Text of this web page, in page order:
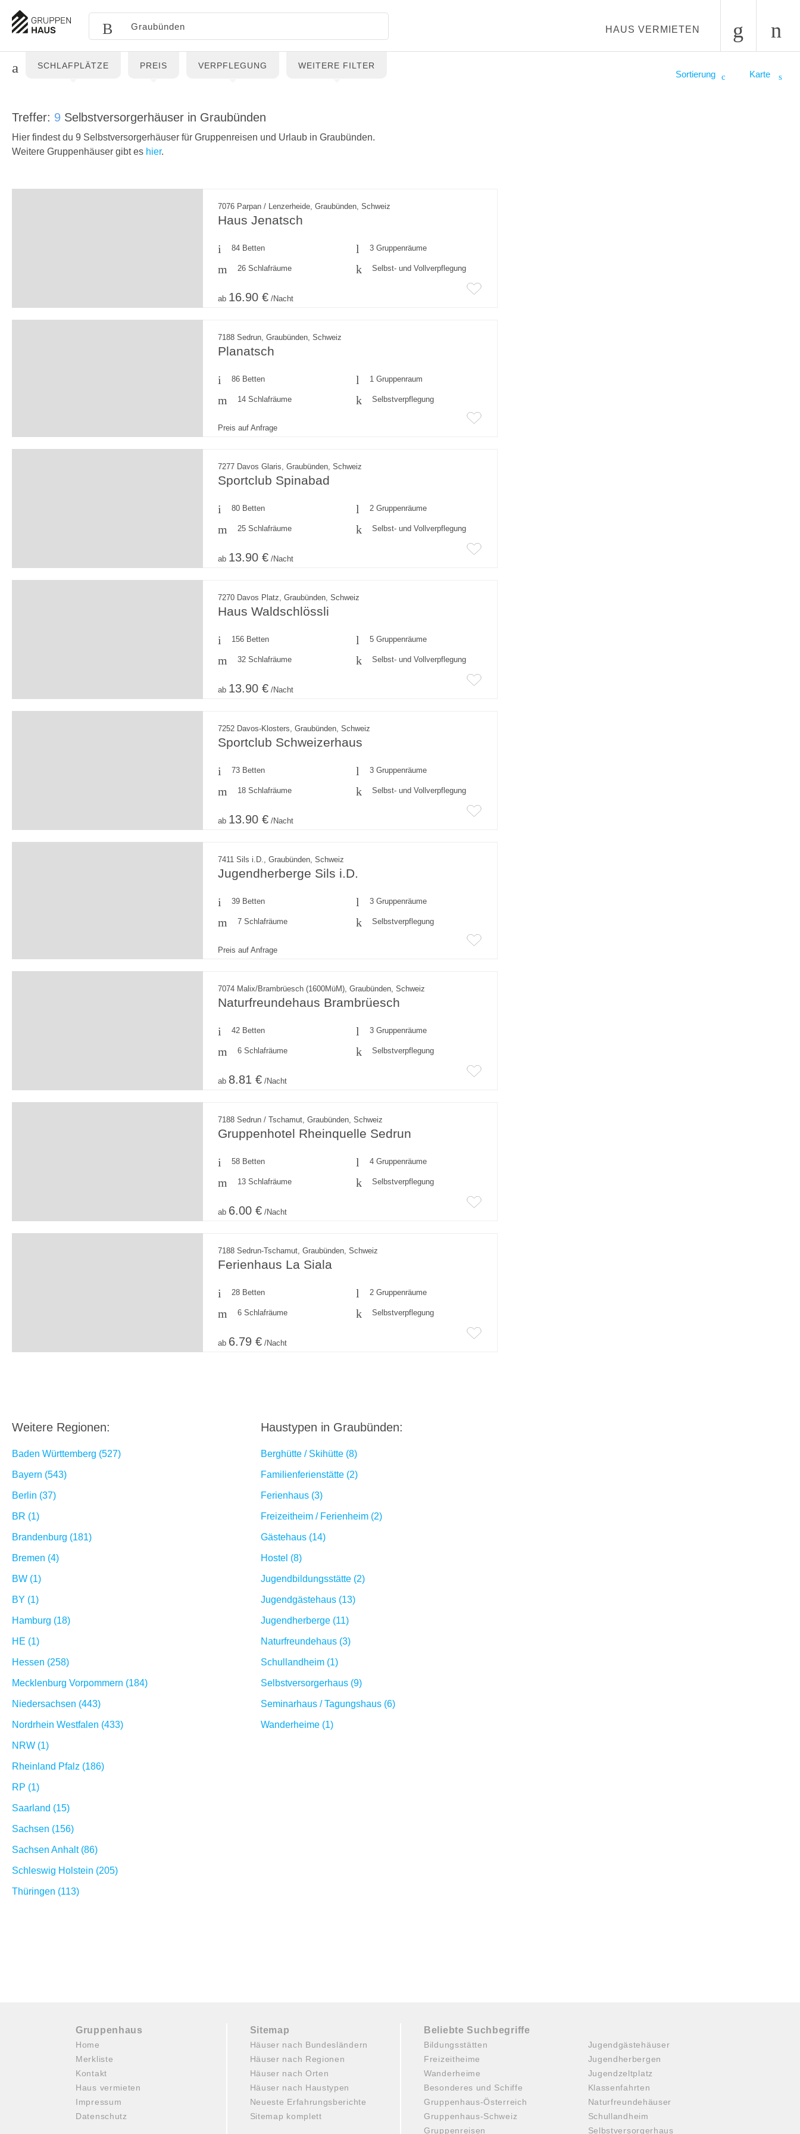
HAUS VERMIETEN
SCHLAFPLÄTZE PREIS VERPFLEGUNG WEITERE FILTER
Karte
Sortierung
Treffer: 9 Selbstversorgerhäuser in Graubünden
Hier findest du 9 Selbstversorgerhäuser für Gruppenreisen und Urlaub in Graubünden.
Weitere Gruppenhäuser gibt es hier.
7076 Parpan / Lenzerheide, Graubünden, Schweiz
Haus Jenatsch
84 Betten 3 Gruppenräume
26 Schlafräume Selbst- und Vollverpflegung
ab 16.90 € /Nacht
7188 Sedrun, Graubünden, Schweiz
Planatsch
86 Betten 1 Gruppenraum
14 Schlafräume Selbstverpflegung
Preis auf Anfrage
7277 Davos Glaris, Graubünden, Schweiz
Sportclub Spinabad
80 Betten 2 Gruppenräume
25 Schlafräume Selbst- und Vollverpflegung
ab 13.90 € /Nacht
7270 Davos Platz, Graubünden, Schweiz
Haus Waldschlössli
156 Betten 5 Gruppenräume
32 Schlafräume Selbst- und Vollverpflegung
ab 13.90 € /Nacht
7252 Davos-Klosters, Graubünden, Schweiz
Sportclub Schweizerhaus
73 Betten 3 Gruppenräume
18 Schlafräume Selbst- und Vollverpflegung
ab 13.90 € /Nacht
7411 Sils i.D., Graubünden, Schweiz
Jugendherberge Sils i.D.
39 Betten 3 Gruppenräume
7 Schlafräume Selbstverpflegung
Preis auf Anfrage
7074 Malix/Brambrüesch (1600MüM), Graubünden, Schweiz
Naturfreundehaus Brambrüesch
42 Betten 3 Gruppenräume
6 Schlafräume Selbstverpflegung
ab 8.81 € /Nacht
7188 Sedrun / Tschamut, Graubünden, Schweiz
Gruppenhotel Rheinquelle Sedrun
58 Betten 4 Gruppenräume
13 Schlafräume Selbstverpflegung
ab 6.00 € /Nacht
7188 Sedrun-Tschamut, Graubünden, Schweiz
Ferienhaus La Siala
28 Betten 2 Gruppenräume
6 Schlafräume Selbstverpflegung
ab 6.79 € /Nacht
Weitere Regionen:
Baden Württemberg (527)
Bayern (543)
Berlin (37)
BR (1)
Brandenburg (181)
Bremen (4)
BW (1)
BY (1)
Hamburg (18)
HE (1)
Hessen (258)
Mecklenburg Vorpommern (184)
Niedersachsen (443)
Nordrhein Westfalen (433)
NRW (1)
Rheinland Pfalz (186)
RP (1)
Saarland (15)
Sachsen (156)
Sachsen Anhalt (86)
Schleswig Holstein (205)
Thüringen (113)
Haustypen in Graubünden:
Berghütte / Skihütte (8)
Familienferienstätte (2)
Ferienhaus (3)
Freizeitheim / Ferienheim (2)
Gästehaus (14)
Hostel (8)
Jugendbildungsstätte (2)
Jugendgästehaus (13)
Jugendherberge (11)
Naturfreundehaus (3)
Schullandheim (1)
Selbstversorgerhaus (9)
Seminarhaus / Tagungshaus (6)
Wanderheime (1)
Gruppenhaus
Home
Merkliste
Kontakt
Haus vermieten
Impressum
Datenschutz
Sitemap
Häuser nach Bundesländern
Häuser nach Regionen
Häuser nach Orten
Häuser nach Haustypen
Neueste Erfahrungsberichte
Sitemap komplett
Beliebte Suchbegriffe
Bildungsstätten
Freizeitheime
Wanderheime
Besonderes und Schiffe
Gruppenhaus-Österreich
Gruppenhaus-Schweiz
Gruppenreisen
Jugendgästehäuser
Jugendherbergen
Jugendzeltplatz
Klassenfahrten
Naturfreundehäuser
Schullandheim
Selbstversorgerhaus